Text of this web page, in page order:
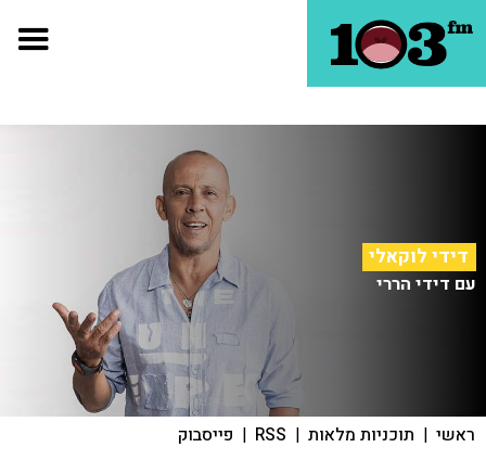
דידי לוקאלי
עם דידי הררי
ראשי | תוכניות מלאות |
RSS
| פייסבוק